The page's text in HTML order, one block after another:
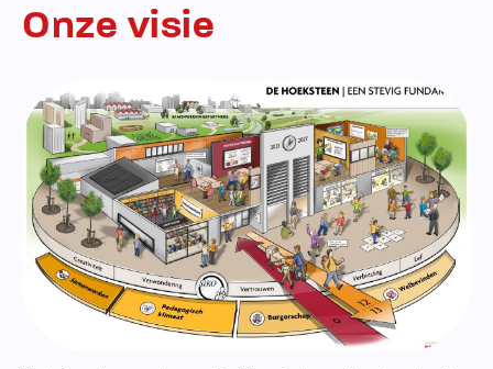
Onze visie